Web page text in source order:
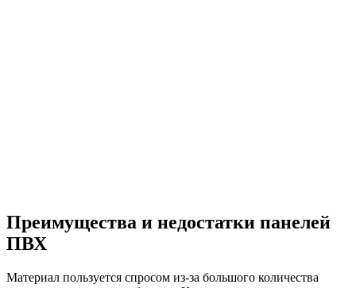
Преимущества и недостатки панелей
ПВХ
Материал пользуется спросом из-за большого количества